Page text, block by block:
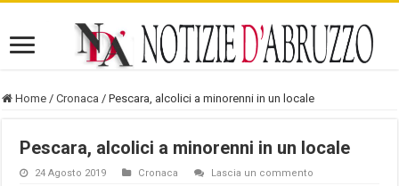
Home / Cronaca / Pescara, alcolici a minorenni in un locale
Pescara, alcolici a minorenni in un locale
24 Agosto 2019 Cronaca Lascia un commento